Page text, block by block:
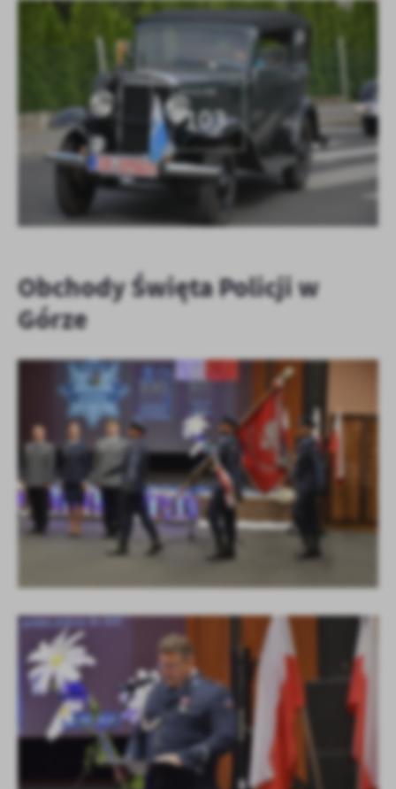
KOLEJNE
+103
Obchody Święta Policji w
Górze